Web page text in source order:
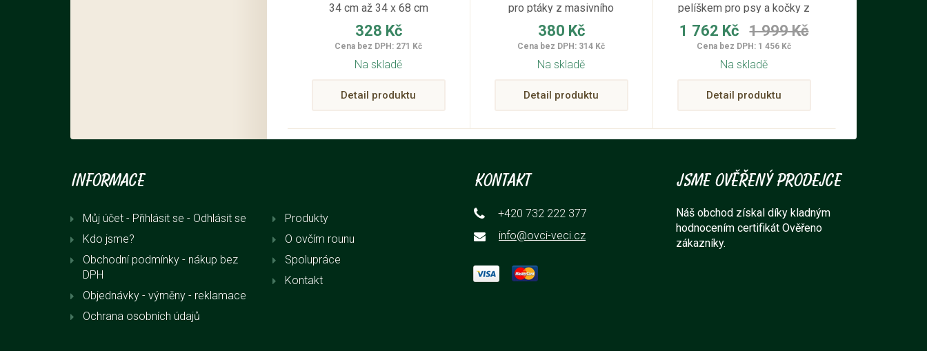
34 cm až 34 x 68 cm
328 Kč
Cena bez DPH: 271 Kč
Na skladě
Detail produktu
pro ptáky z masivního
opalovaného dřeva délka
34 cm; šířka 28 cm; výška
26 cm
380 Kč
Cena bez DPH: 314 Kč
Na skladě
Detail produktu
pelíškem pro psy a kočky z
přírodního proutí s místem
ležení i na horní části.
1 762 Kč 1 999 Kč
Cena bez DPH: 1 456 Kč
Na skladě
Detail produktu
Informace
Můj účet - Přihlásit se - Odhlásit se
Kdo jsme?
Obchodní podmínky - nákup bez
DPH
Objednávky - výměny - reklamace
Ochrana osobních údajů
Produkty
O ovčím rounu
Spolupráce
Kontakt
Kontakt
+420 732 222 377
info@ovci-veci.cz
Jsme ověřený prodejce
Náš obchod získal díky kladným
hodnocením certifikát Ověřeno
zákazníky.